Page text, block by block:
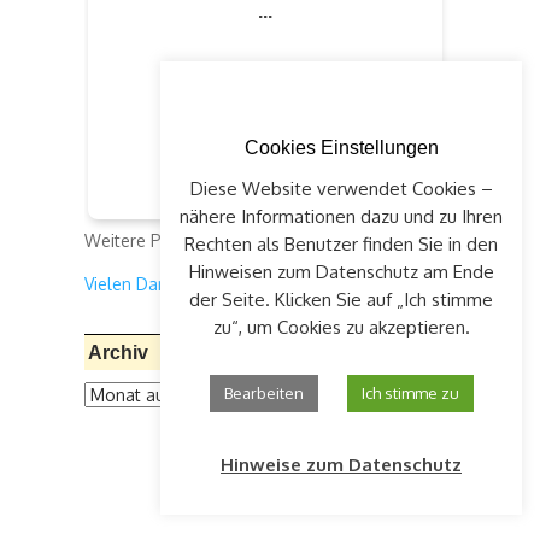
Weitere Projekte:klick auf "Spenden"
Vielen Dank für Ihre Unterstützung!
Archiv
Archiv
Cookies Einstellungen
Diese Website verwendet Cookies –
nähere Informationen dazu und zu Ihren
Rechten als Benutzer finden Sie in den
Hinweisen zum Datenschutz am Ende
der Seite. Klicken Sie auf „Ich stimme
zu“, um Cookies zu akzeptieren.
Bearbeiten Ich stimme zu
Hinweise zum Datenschutz